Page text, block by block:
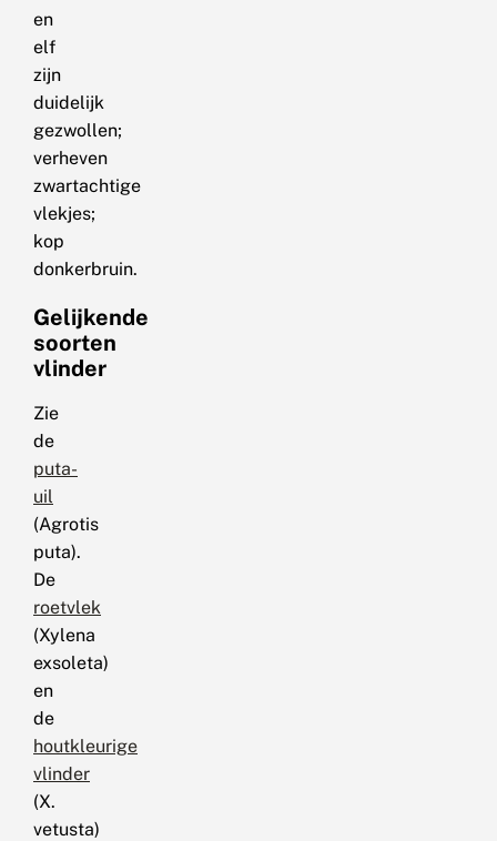
en
elf
zijn
duidelijk
gezwollen;
verheven
zwartachtige
vlekjes;
kop
donkerbruin.
Gelijkende
soorten
vlinder
Zie
de
puta-
uil
(Agrotis
puta).
De
roetvlek
(Xylena
exsoleta)
en
de
houtkleurige
vlinder
(X.
vetusta)